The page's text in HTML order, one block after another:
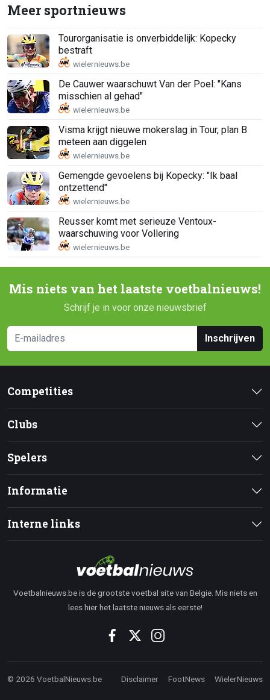
Meer sportnieuws
Tourorganisatie is onverbiddelijk: Kopecky
bestraft
De Cauwer waarschuwt Van der Poel: "Kans
misschien al gehad"
Visma krijgt nieuwe mokerslag in Tour, plan B
meteen aan diggelen
Gemengde gevoelens bij Kopecky: "Ik baal
ontzettend"
Reusser komt met serieuze Ventoux-
waarschuwing voor Vollering
Mis niets van het laatste voetbalnieuws!
Schrijf je in voor onze nieuwsbrief
Inschrijven
Competities
Clubs
Spelers
Informatie
Interne links
Voetbalnieuws.be is de grootste voetbal site van Belgie. Mis niets en
lees hier het laatste nieuws als eerste!
© 2026 VoetbalNieuws.be Disclaimer FootNews WielerNieuws